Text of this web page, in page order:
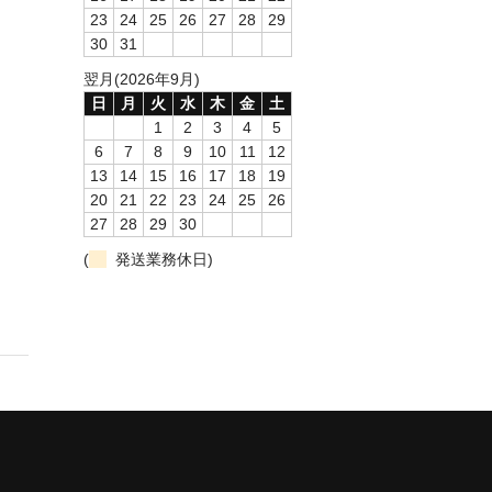
23
24 25 26 27 28
29
30
31
翌月(2026年9月)
日
月 火 水 木 金
土
1
2 3 4
5
6
7 8 9 10 11
12
13
14 15 16 17 18
19
20
21 22 23 24 25
26
27
28 29
30
(
発送業務休日)